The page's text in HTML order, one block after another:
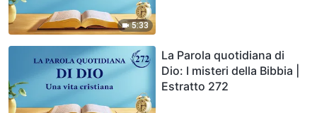
5:33
La Parola quotidiana di
Dio: I misteri della Bibbia |
Estratto 272